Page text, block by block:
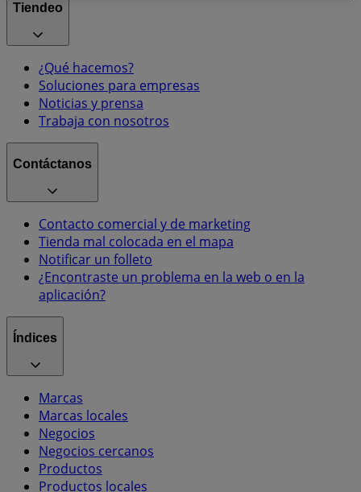
Tiendeo
¿Qué hacemos?
Soluciones para empresas
Noticias y prensa
Trabaja con nosotros
Contáctanos
Contacto comercial y de marketing
Tienda mal colocada en el mapa
Notificar un folleto
¿Encontraste un problema en la web o en la
aplicación?
Índices
Marcas
Marcas locales
Negocios
Negocios cercanos
Productos
Productos locales